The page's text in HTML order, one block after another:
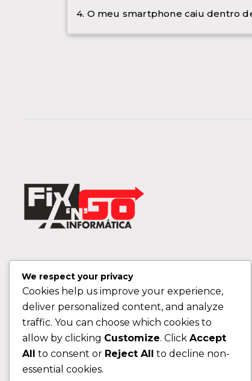
4. O meu smartphone caiu dentro
We respect your privacy
Cookies help us improve your experience,
deliver personalized content, and analyze
traffic. You can choose which cookies to
allow by clicking Customize. Click Accept
All
to consent or Reject All
to decline non-
essential cookies.